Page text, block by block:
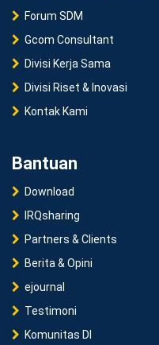
Forum SDM
Gcom Consultant
Divisi Kerja Sama
Divisi Riset & Inovasi
Kontak Kami
Bantuan
Download
IRQsharing
Partners & Clients
Berita & Opini
ejournal
Testimoni
Komunitas DI